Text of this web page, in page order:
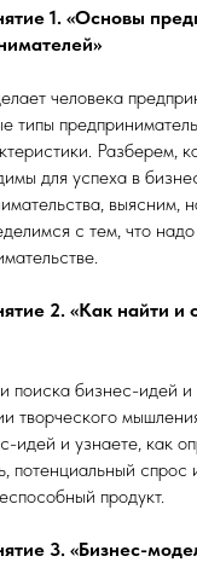
1. «Основы
человека
типы
Разберем,
для успеха в
выясним,
с тем, что надо
2. «Как найти и
поиска бизнес-идей и
творческого
идей и узнаете, как
потенциальный спрос
продукт.
3. «Бизнес-